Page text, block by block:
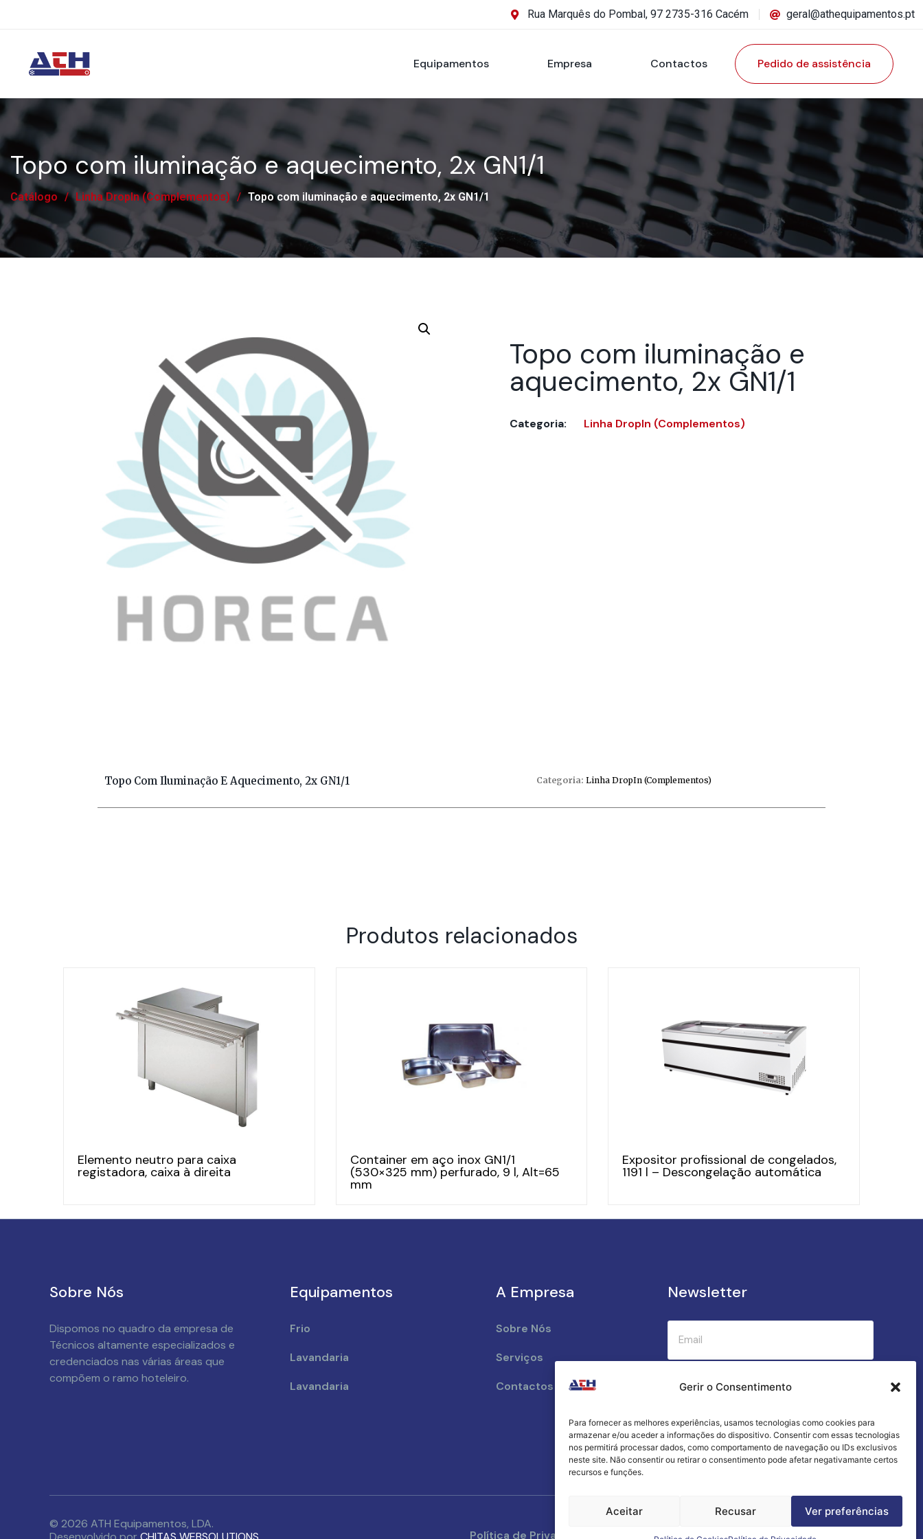
Gerir o Consentimento
Para fornecer as melhores experiências, usamos tecnologias como cookies para
armazenar e/ou aceder a informações do dispositivo. Consentir com essas tecnologias
nos permitirá processar dados, como comportamento de navegação ou IDs exclusivos
neste site. Não consentir ou retirar o consentimento pode afetar negativamante certos
recursos e funções.
Aceitar Recusar Ver preferências
Rua Marquês do Pombal, 97 2735-316 Cacém geral@athequipamentos.pt
Equipamentos Empresa Contactos Pedido de assistência
Topo com iluminação e aquecimento, 2x GN1/1
Catálogo / Linha DropIn (Complementos) / Topo com iluminação e aquecimento, 2x GN1/1
Topo com iluminação e
aquecimento, 2x GN1/1
Categoria: Linha DropIn (Complementos)
Topo Com Iluminação E Aquecimento, 2x GN1/1 Categoria: Linha DropIn (Complementos)
Produtos relacionados
Elemento neutro para caixa
registadora, caixa à direita
Container em aço inox GN1/1
(530×325 mm) perfurado, 9 l, Alt=65
mm
Expositor profissional de congelados,
1191 l – Descongelação automática
Sobre Nós
Dispomos no quadro da empresa de
Técnicos altamente especializados e
credenciados nas várias áreas que
compõem o ramo hoteleiro.
Equipamentos
Frio
Lavandaria
Lavandaria
A Empresa
Sobre Nós
Serviços
Contactos
Newsletter
Submeter
Criamos a cozinha perfeita para o seu
sucesso gastronómico!
© 2026 ATH Equipamentos, LDA.
Política de Privacidade Termos e Condições Livro de Reclamações